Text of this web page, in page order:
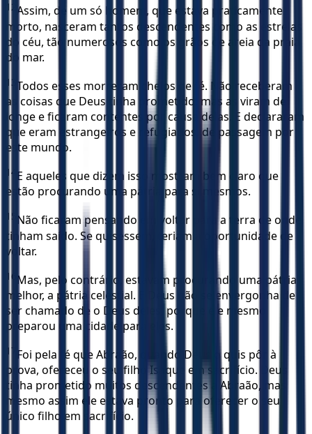
12 Assim, de um só homem, que estava praticamente
morto, nasceram tantos descendentes como as estrelas
do céu, tão numerosos como os grãos de areia da praia
do mar.
13 Todos esses morreram cheios de fé. Não receberam
as coisas que Deus tinha prometido, mas as viram de
longe e ficaram contentes por causa delas. E declararam
que eram estrangeiros e refugiados, de passagem por
este mundo.
14 E aqueles que dizem isso mostram bem claro que
estão procurando uma pátria para si mesmos.
15 Não ficaram pensando em voltar para a terra de onde
tinham saído. Se quisessem, teriam a oportunidade de
voltar.
16 Mas, pelo contrário, estavam procurando uma pátria
melhor, a pátria celestial. E Deus não se envergonha de
ser chamado de o Deus deles, porque ele mesmo
preparou uma cidade para eles.
17 Foi pela fé que Abraão, quando Deus o quis pôr à
prova, ofereceu o seu filho Isaque em sacrifício. Deus
tinha prometido muitos descendentes a Abraão, mas
mesmo assim ele estava pronto para oferecer o seu
único filho em sacrifício.